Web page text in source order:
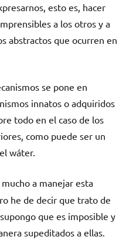
esto es, hacer
a los otros y a
abstractos que ocurren en
se pone en
innatos o adquiridos
todo en el caso de los
como puede ser un
wáter.
a manejar esta
he de decir que trato de
que es imposible y
supeditados a ellas.